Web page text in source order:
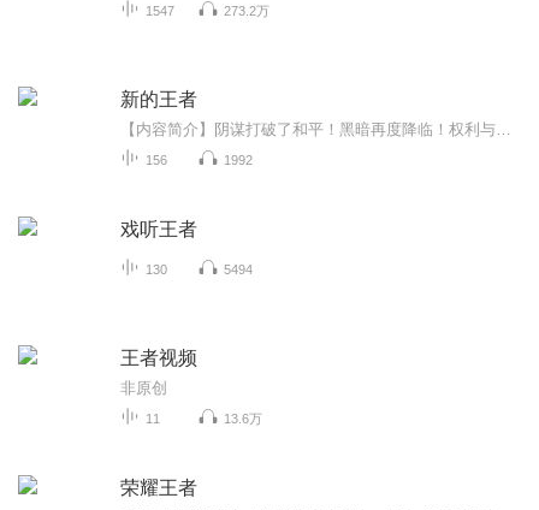
1547 273.2万
新的王者
156 1992
戏听王者
130 5494
王者视频
非原创
11 13.6万
荣耀王者